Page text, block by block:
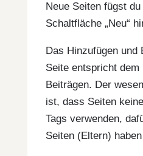
Neue Seiten fügst
Schaltfläche „Neu“
Das Hinzufügen und
Seite entspricht dem
Beiträgen. Der
ist, dass Seiten
Tags verwenden,
Seiten (Eltern)